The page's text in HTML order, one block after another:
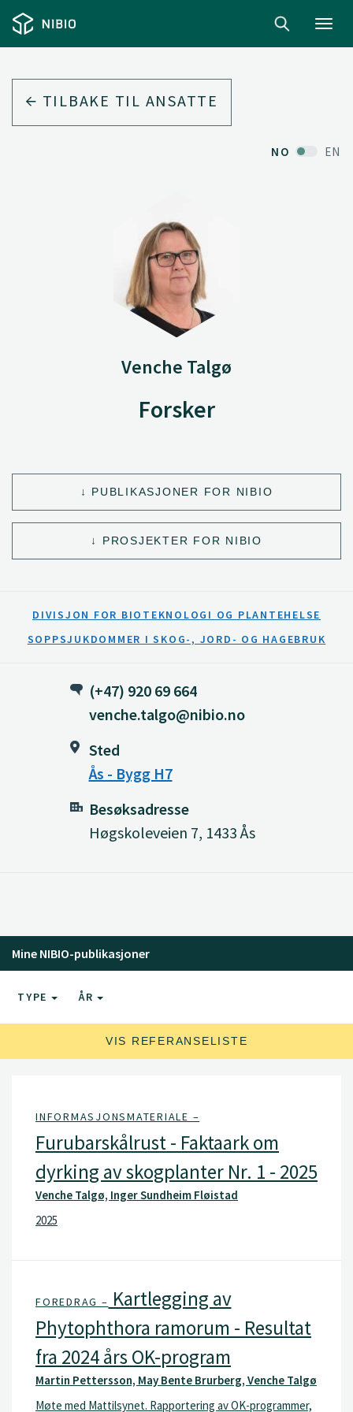
TILBAKE TIL ANSATTE
NO EN
Venche Talgø
Forsker
PUBLIKASJONER FOR NIBIO
PROSJEKTER FOR NIBIO
DIVISJON FOR BIOTEKNOLOGI OG PLANTEHELSE
SOPPSJUKDOMMER I SKOG-, JORD- OG HAGEBRUK
(+47) 920 69 664
venche.talgo@nibio.no
Sted
Ås - Bygg H7
Besøksadresse
Høgskoleveien 7, 1433 Ås
Mine NIBIO-publikasjoner
TYPE ÅR
VIS REFERANSELISTE
INFORMASJONSMATERIALE –
Furubarskålrust - Faktaark om
dyrking av skogplanter Nr. 1 - 2025
Venche Talgø, Inger Sundheim Fløistad
2025
FOREDRAG – Kartlegging av
Phytophthora ramorum - Resultat
fra 2024 års OK-program
Martin Pettersson, May Bente Brurberg, Venche Talgø
Møte med Mattilsynet. Rapportering av OK-programmer,